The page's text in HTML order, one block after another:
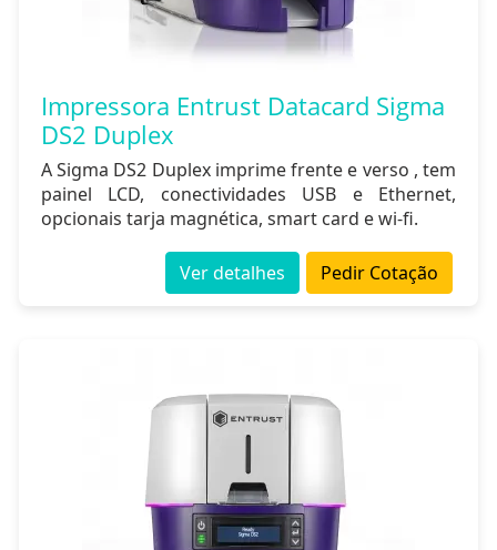
Impressora Entrust Datacard Sigma
DS2 Duplex
A Sigma DS2 Duplex imprime frente e verso , tem
painel LCD, conectividades USB e Ethernet,
opcionais tarja magnética, smart card e wi-fi.
Pedir Cotação
Ver detalhes